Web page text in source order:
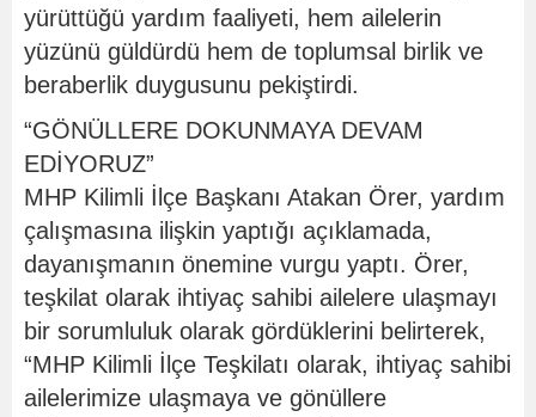
yürüttüğü yardım faaliyeti, hem ailelerin
yüzünü güldürdü hem de toplumsal birlik ve
beraberlik duygusunu pekiştirdi.
“GÖNÜLLERE DOKUNMAYA DEVAM
EDİYORUZ”
MHP Kilimli İlçe Başkanı Atakan Örer, yardım
çalışmasına ilişkin yaptığı açıklamada,
dayanışmanın önemine vurgu yaptı. Örer,
teşkilat olarak ihtiyaç sahibi ailelere ulaşmayı
bir sorumluluk olarak gördüklerini belirterek,
“MHP Kilimli İlçe Teşkilatı olarak, ihtiyaç sahibi
ailelerimize ulaşmaya ve gönüllere